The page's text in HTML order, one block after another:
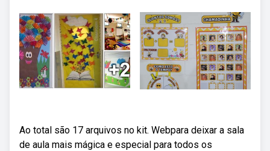
Ao total são 17 arquivos no kit. Webpara deixar a sala
de aula mais mágica e especial para todos os